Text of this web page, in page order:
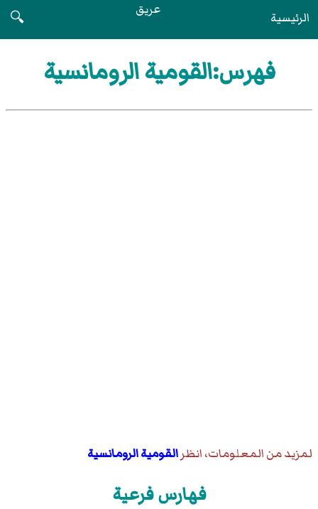
الرئيسية عريق
🔍
فهرس:القومية الرومانسية
لمزيد من المعلومات، انظرالقومية الرومانسية
فهارس فرعية